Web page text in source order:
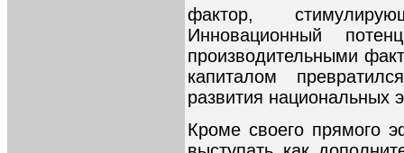
фактор,
Инновационный
производительными
капиталом
развития национальных
Кроме своего прямого